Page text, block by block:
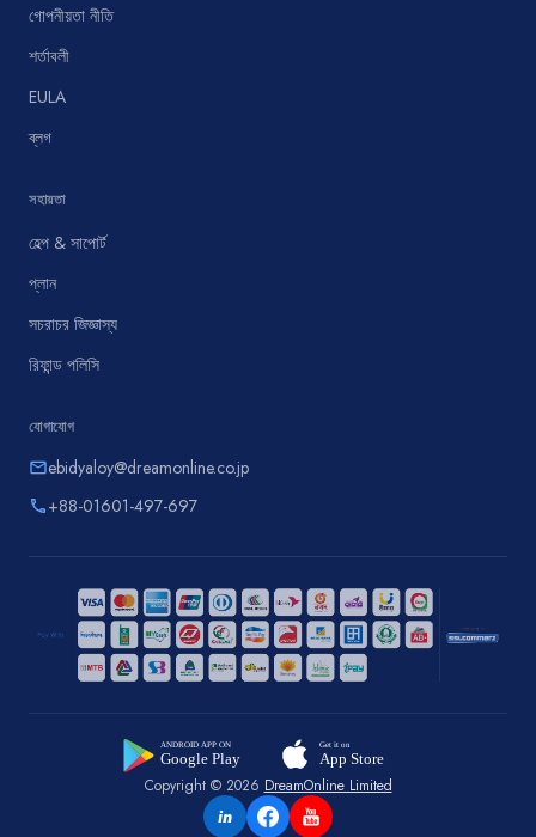
গোপনীয়তা নীতি
শর্তাবলী
EULA
ব্লগ
সহায়তা
হেল্প & সাপোর্ট
প্লান
সচরাচর জিজ্ঞাস্য
রিফান্ড পলিসি
যোগাযোগ
emailebidyaloy@dreamonline.co.jp
phone+88-01601-497-697
Copyright © 2026 DreamOnline Limited
in